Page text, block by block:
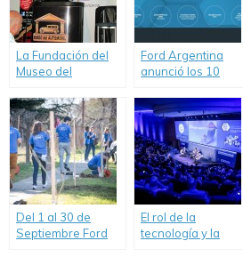
La Fundación del
Museo del
cabo una charla
sobre Seguridad
Vial.
Ford Argentina
anunció los 10
Concurso Futuro de
la Movilidad
Del 1 al 30 de
Septiembre Ford
El rol de la
tecnología y la